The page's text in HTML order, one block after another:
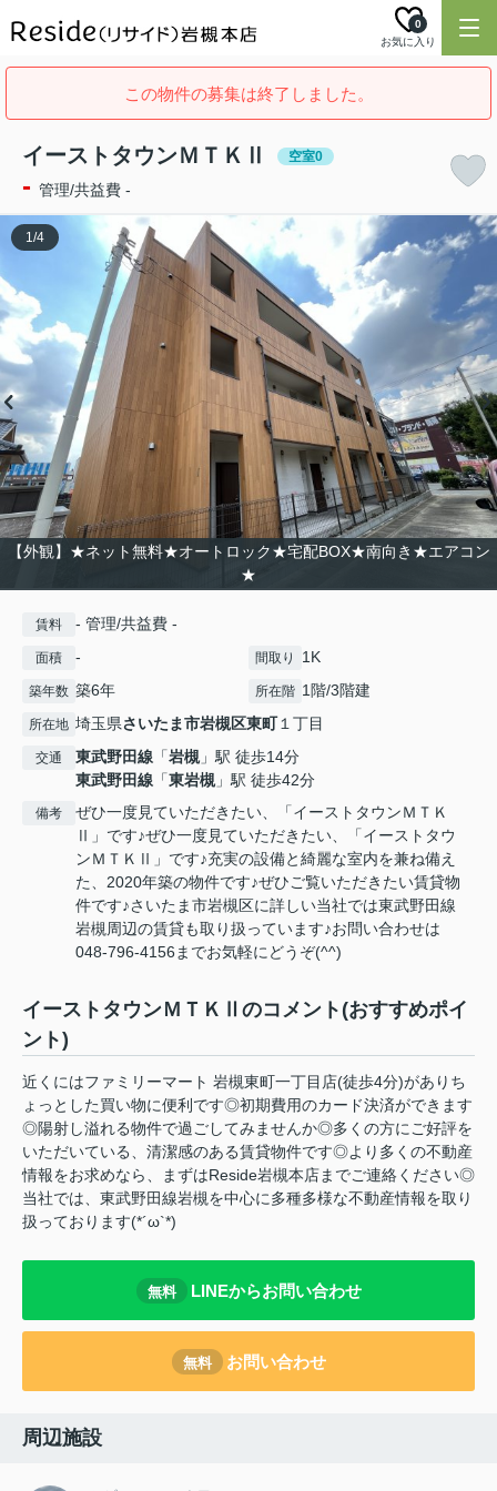
お気に入り
0
この物件の募集は終了しました。
イーストタウンＭＴＫⅡ 空室0
- 管理/共益費 -
【外観】★ネット無料★オートロック★宅配BOX★南向き★エアコン
★
1/4
賃料 - 管理/共益費 -
面積 - 間取り 1K
築年数 築6年 所在階 1階/3階建
所在地 埼玉県さいたま市岩槻区東町１丁目
交通 東武野田線 「岩槻 」駅 徒歩14分
東武野田線 「東岩槻 」駅 徒歩42分
備考
ぜひ一度見ていただきたい、「イーストタウンＭＴＫ
Ⅱ」です♪ぜひ一度見ていただきたい、「イーストタウ
ンＭＴＫⅡ」です♪充実の設備と綺麗な室内を兼ね備え
た、2020年築の物件です♪ぜひご覧いただきたい賃貸物
件です♪さいたま市岩槻区に詳しい当社では東武野田線
岩槻周辺の賃貸も取り扱っています♪お問い合わせは
048-796-4156までお気軽にどうぞ(^^)
イーストタウンＭＴＫⅡのコメント(おすすめポイ
ント)
近くにはファミリーマート 岩槻東町一丁目店(徒歩4分)がありち
ょっとした買い物に便利です◎初期費用のカード決済ができます
◎陽射し溢れる物件で過ごしてみませんか◎多くの方にご好評を
いただいている、清潔感のある賃貸物件です◎より多くの不動産
情報をお求めなら、まずはReside岩槻本店までご連絡ください◎
当社では、東武野田線岩槻を中心に多種多様な不動産情報を取り
扱っております(*´ω`*)
無料 LINEからお問い合わせ
無料 お問い合わせ
周辺施設